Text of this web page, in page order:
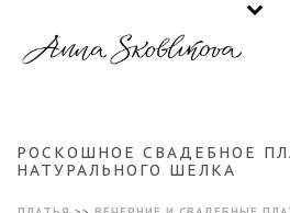
РОСКОШНОЕ СВАДЕБНОЕ
НАТУРАЛЬНОГО ШЕЛКА